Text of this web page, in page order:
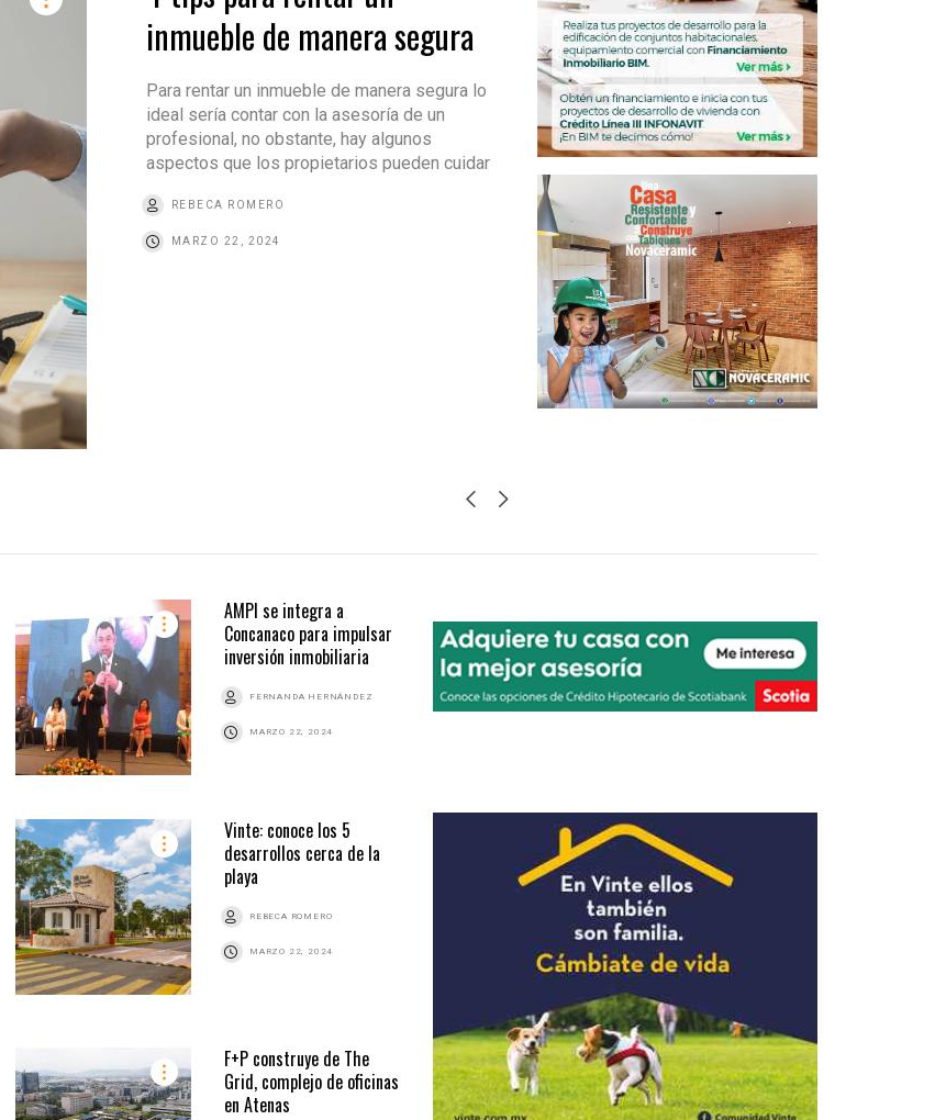
inmueble de manera segura
Para rentar un inmueble de manera segura lo
ideal sería contar con la asesoría de un
profesional, no obstante, hay algunos
aspectos que los propietarios pueden cuidar
REBECA ROMERO
MARZO 22, 2024
AMPI se integra a
Concanaco para impulsar
inversión inmobiliaria
FERNANDA HERNÁNDEZ
MARZO 22, 2024
Vinte: conoce los 5
desarrollos cerca de la
playa
REBECA ROMERO
MARZO 22, 2024
F+P construye de The
Grid, complejo de oficinas
en Atenas